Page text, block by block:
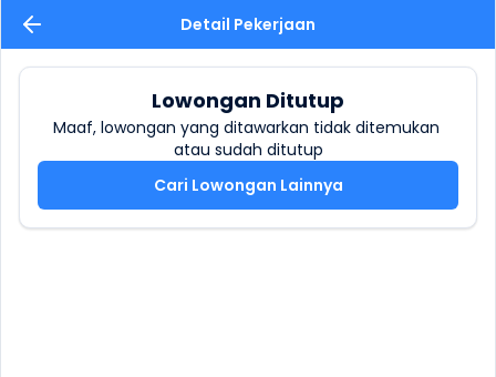
Detail Pekerjaan
Lowongan Ditutup
Maaf, lowongan yang ditawarkan tidak ditemukan
atau sudah ditutup
Cari Lowongan Lainnya